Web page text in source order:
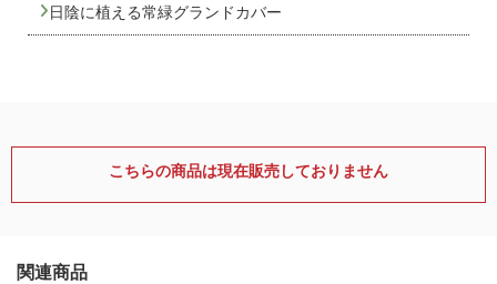
日陰に植える常緑グランドカバー
こちらの商品は現在販売しておりません
関連商品